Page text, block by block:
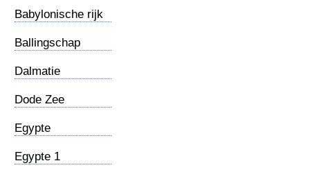
Babylonische rijk
Ballingschap
Dalmatie
Dode Zee
Egypte
Egypte 1